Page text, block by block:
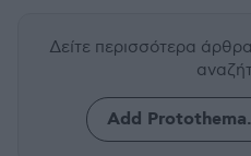
Δείτε περισσότερα
Add